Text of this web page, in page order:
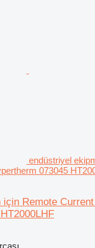
endüstriyel
073045
Remote